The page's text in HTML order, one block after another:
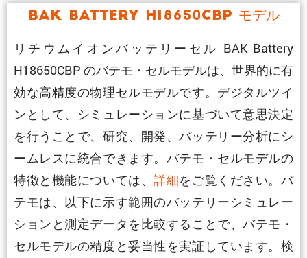
BAK Battery H18650CBP モデル
リチウムイオンバッテリーセル BAK Battery
H18650CBP のバテモ・セルモデルは、世界的に有
効な高精度の物理セルモデルです。デジタルツイ
ンとして、シミュレーションに基づいて意思決定
を行うことで、研究、開発、バッテリー分析にシ
ームレスに統合できます。バテモ・セルモデルの
特徴と機能については、詳細をご覧ください。バ
テモは、以下に示す範囲のバッテリーシミュレー
ションと測定データを比較することで、バテモ・
セルモデルの精度と妥当性を実証しています。検